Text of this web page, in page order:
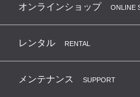
オンラインショップ ONLINE
レンタル RENTAL
メンテナンス SUPPORT